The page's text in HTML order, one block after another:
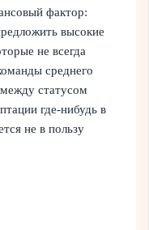
фактор:
высокие
не всегда
среднего
статусом
где-нибудь в
не в пользу